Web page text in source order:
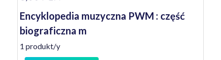
Encyklopedia muzyczna PWM : część
biograficzna m
1 produkt/y